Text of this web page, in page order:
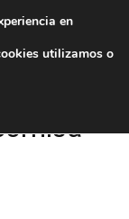
en
utilizamos o